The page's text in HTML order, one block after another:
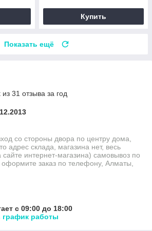
Купить
Показать ещё
31 отзыва за год
со стороны двора по центру дома,
адрес склада, магазина нет, весь
сайте интернет-магазина) самовывоз по
оформите заказ по телефону, Алматы,
с 09:00 до 18:00
график работы